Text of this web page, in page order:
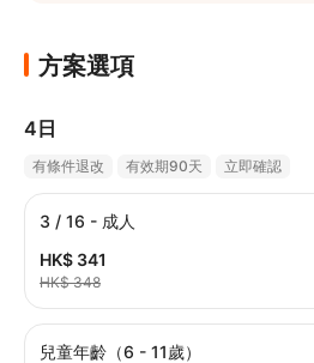
搭乘北陸新幹線、特快列車
請查看 官方網站
方案選項
4日
有條件退改 有效期90天 立即確認
3 / 16 - 成人
HK$ 341
HK$ 348
兒童年齡（6 - 11歲）